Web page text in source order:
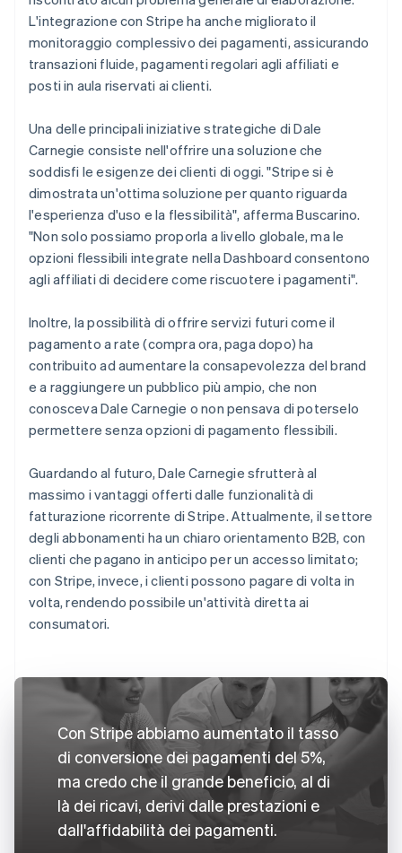
L'integrazione con Stripe ha anche migliorato il
monitoraggio complessivo dei pagamenti, assicurando
transazioni fluide, pagamenti regolari agli affiliati e
posti in aula riservati ai clienti.
Una delle principali iniziative strategiche di Dale
Carnegie consiste nell'offrire una soluzione che
soddisfi le esigenze dei clienti di oggi. "Stripe si è
dimostrata un'ottima soluzione per quanto riguarda
l'esperienza d'uso e la flessibilità", afferma Buscarino.
"Non solo possiamo proporla a livello globale, ma le
opzioni flessibili integrate nella Dashboard consentono
agli affiliati di decidere come riscuotere i pagamenti".
Inoltre, la possibilità di offrire servizi futuri come il
pagamento a rate (compra ora, paga dopo) ha
contribuito ad aumentare la consapevolezza del brand
e a raggiungere un pubblico più ampio, che non
conosceva Dale Carnegie o non pensava di poterselo
permettere senza opzioni di pagamento flessibili.
Guardando al futuro, Dale Carnegie sfrutterà al
massimo i vantaggi offerti dalle funzionalità di
fatturazione ricorrente di Stripe. Attualmente, il settore
degli abbonamenti ha un chiaro orientamento B2B, con
clienti che pagano in anticipo per un accesso limitato;
con Stripe, invece, i clienti possono pagare di volta in
volta, rendendo possibile un'attività diretta ai
consumatori.
Con Stripe abbiamo aumentato il tasso
di conversione dei pagamenti del 5%,
ma credo che il grande beneficio, al di
là dei ricavi, derivi dalle prestazioni e
dall'affidabilità dei pagamenti.